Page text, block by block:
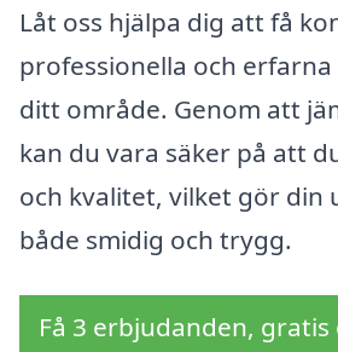
Låt oss hjälpa dig att få
professionella och
ditt område. Genom att
kan du vara säker på att
och kvalitet, vilket gör din
både smidig och trygg.
Få 3 erbjudanden,